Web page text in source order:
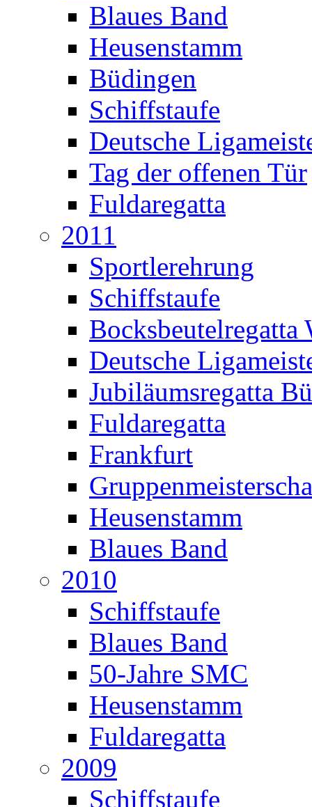
Blaues Band
Heusenstamm
Büdingen
Schiffstaufe
Deutsche
Tag der offenen Tür
Fuldaregatta
2011
Sportlerehrung
Schiffstaufe
Bocksbeutelregatta
Deutsche
Jubiläumsregatta
Fuldaregatta
Frankfurt
Heusenstamm
Blaues Band
2010
Schiffstaufe
Blaues Band
50-Jahre SMC
Heusenstamm
Fuldaregatta
2009
Schiffstaufe